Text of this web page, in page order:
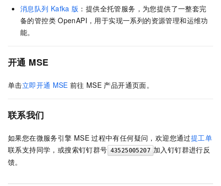
消息队列 Kafka 版 ：提供全托管服务，为您提供了一整套完
备的管控类 OpenAPI，用于实现一系列的资源管理和运维功
能。
开通 MSE
单击立即开通 MSE 前往 MSE 产品开通页面。
联系我们
如果您在微服务引擎 MSE 过程中有任何疑问，欢迎您通过提工单
联系支持同学，或搜索钉钉群号 43525005207 加入钉钉群进行反
馈。